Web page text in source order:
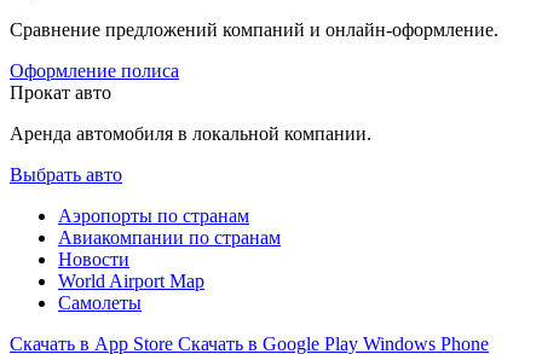
Сравнение предложений компаний и онлайн-оформление.
Оформление полиса
Прокат авто
Аренда автомобиля в локальной компании.
Выбрать авто
Аэропорты по странам
Авиакомпании по странам
Новости
World Airport Map
Самолеты
Скачать в App Store Скачать в Google Play Windows Phone